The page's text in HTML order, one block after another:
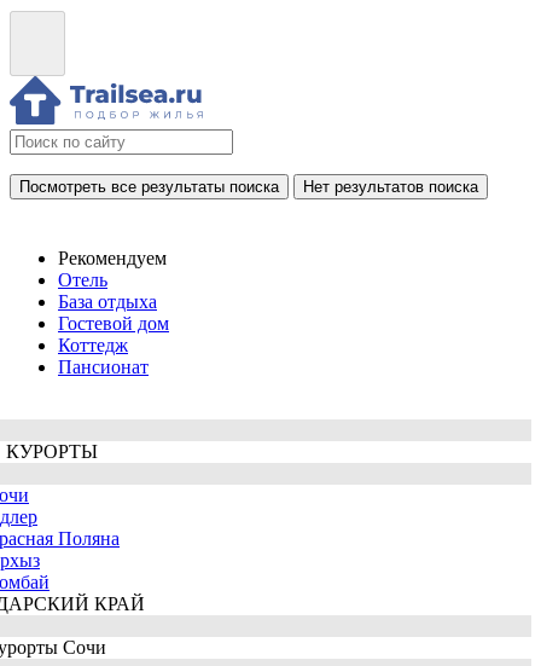
Посмотреть все результаты поиска Нет результатов поиска
Рекомендуем
Отель
База отдыха
Гостевой дом
Коттедж
Пансионат
КУРОРТЫ
Поляна
КРАЙ
Сочи